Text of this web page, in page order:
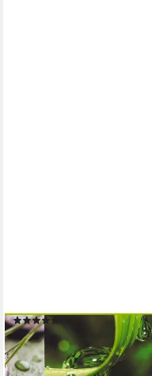
13,83 € UVP
(27,66 €/ 1 qm)
-51%